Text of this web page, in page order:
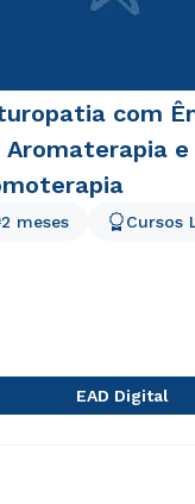
com
Aromaterapia e
2 meses Cursos
EAD Digital